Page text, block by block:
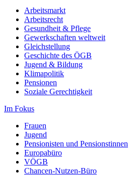
Arbeitsmarkt
Arbeitsrecht
Gesundheit & Pflege
Gewerkschaften weltweit
Gleichstellung
Geschichte des ÖGB
Jugend & Bildung
Klimapolitik
Pensionen
Soziale Gerechtigkeit
Im Fokus
Frauen
Jugend
Pensionisten und Pensionstinnen
Europabüro
VÖGB
Chancen-Nutzen-Büro